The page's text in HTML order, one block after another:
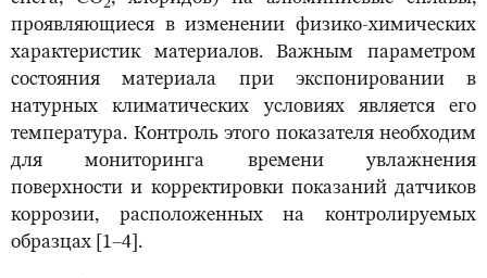
2
проявляющиеся в изменении физико-химических
характеристик материалов. Важным параметром
состояния материала при экспонировании в
натурных климатических условиях является его
температура. Контроль этого показателя необходим
для мониторинга времени увлажнения
поверхности и корректировки показаний датчиков
коррозии, расположенных на контролируемых
образцах [1–4].